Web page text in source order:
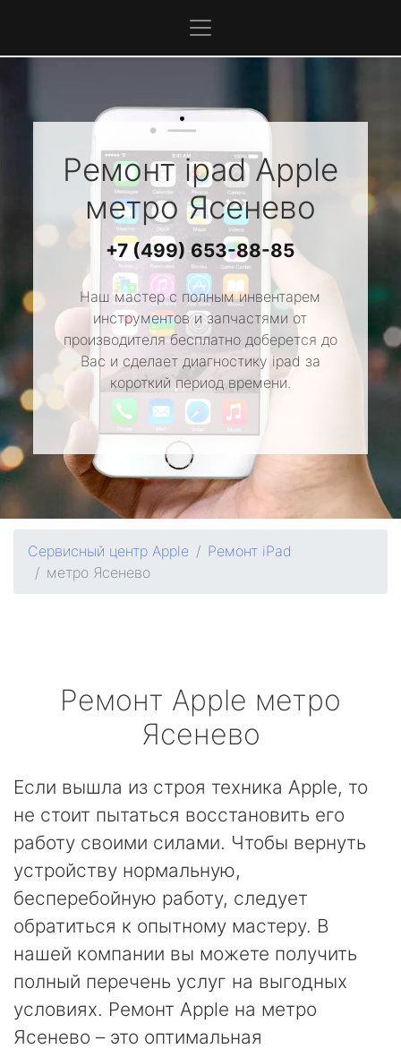
Ремонт ipadApple
метро Ясенево
+7 (499) 653-88-85
Наш мастер с полным инвентарем
инструментов и запчастями от
производителя бесплатно доберется до
Вас и сделает диагностику ipad за
короткий период времени.
Сервисный центр Apple
Ремонт iPad
метро Ясенево
Ремонт Apple метро
Ясенево
Если вышла из строя техника Apple, то
не стоит пытаться восстановить его
работу своими силами. Чтобы вернуть
устройству нормальную,
бесперебойную работу, следует
обратиться к опытному мастеру. В
нашей компании вы можете получить
полный перечень услуг на выгодных
условиях. Ремонт Apple на метро
Ясенево – это оптимальная